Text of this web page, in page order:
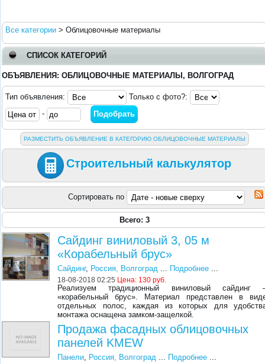
Все категории > Облицовочные материалы
СПИСОК КАТЕГОРИЙ
ОБЪЯВЛЕНИЯ: ОБЛИЦОВОЧНЫЕ МАТЕРИАЛЫ, ВОЛГОГРАД
Тип объявления:
Только с фото?:
-
РАЗМЕСТИТЬ ОБЪЯВЛЕНИЕ В КАТЕГОРИЮ ОБЛИЦОВОЧНЫЕ МАТЕРИАЛЫ
Строительный калькулятор
Сортировать по
Всего: 3
Сайдинг виниловый 3, 05 м
«Корабельный брус»
Сайдинг, Россия, Волгоград ... Подробнее ...
18-08-2018 02:25 Цена: 130 руб.
Реализуем традиционный виниловый сайдинг
«корабельный брус». Материал представлен в
отдельных полос, каждая из которых для
монтажа оснащена замком-защелкой.
Продажа фасадных облицовочных
панелей KMEW
Панели, Россия, Волгоград ... Подробнее ...